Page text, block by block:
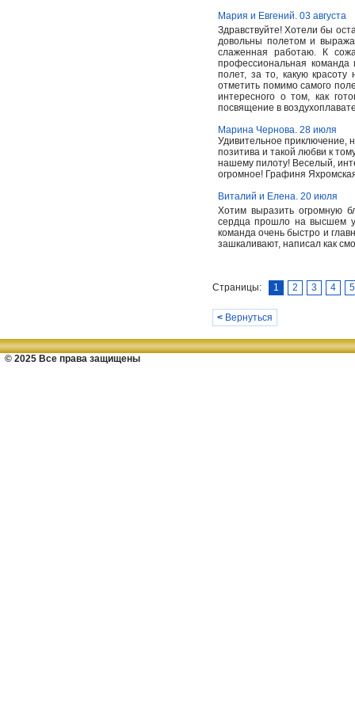
Мария и Евгений. 03 августа
Здравствуйте! Хотели бы
довольны полетом и
слаженная работаю. К
профессиональная
полет, за то, какую
отметить помимо самого
интересного о том, как
посвящение в
Марина Чернова. 28 июля
Удивительное приключение,
позитива и такой любви к
нашему пилоту! Веселый,
огромное! Графиня
Виталий и Елена. 20 июля
Хотим выразить огромную
сердца прошло на высшем
команда очень быстро и
зашкаливают, написал как
Страницы: 1 2 3 4 5
< Вернуться
© 2025 Все права защищены